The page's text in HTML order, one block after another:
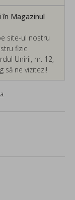
în Magazinul
site-ul nostru
fizic
Unirii, nr. 12,
să ne vizitezi!